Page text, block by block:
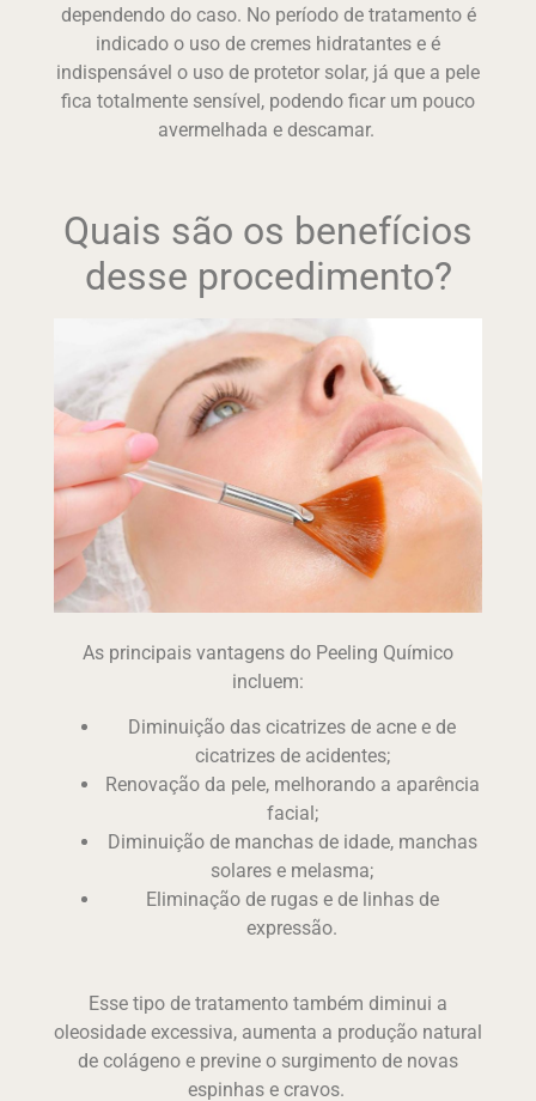
dependendo do caso. No período de tratamento é
indicado o uso de cremes hidratantes e é
indispensável o uso de protetor solar, já que a pele
fica totalmente sensível, podendo ficar um pouco
avermelhada e descamar.
Quais são os benefícios
desse procedimento?
As principais vantagens do Peeling Químico
incluem:
Diminuição das cicatrizes de acne e de
cicatrizes de acidentes;
Renovação da pele, melhorando a aparência
facial;
Diminuição de manchas de idade, manchas
solares e melasma;
Eliminação de rugas e de linhas de
expressão.
Esse tipo de tratamento também diminui a
oleosidade excessiva, aumenta a produção natural
de colágeno e previne o surgimento de novas
espinhas e cravos.